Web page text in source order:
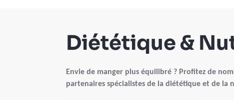
Diététique &
Envie de manger plus équilibré ? Profitez de
partenaires spécialistes de la diététique et de la